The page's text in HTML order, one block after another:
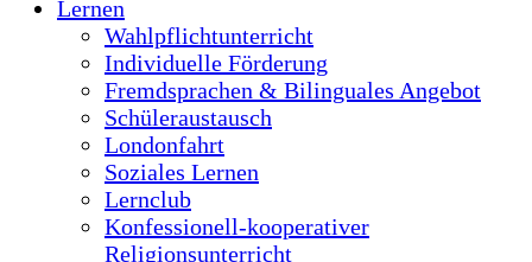
Konfessionell-kooperativer
Religionsunterricht
Intensivklassen
Arbeitsgemeinschaften und
Pausenangebote
Service
Termine
Schulportal
Downloads